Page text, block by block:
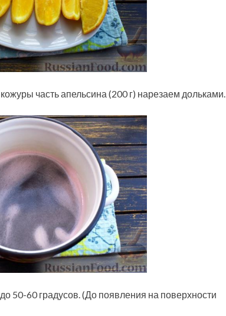
часть апельсина (200 г) нарезаем дольками.
50-60 градусов. (До появления на поверхности